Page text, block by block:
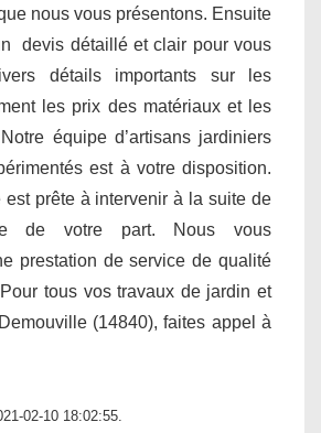
nous vous présentons. Ensuite
devis détaillé et clair pour vous
détails importants sur les
les prix des matériaux et les
équipe d’artisans jardiniers
est à votre disposition.
est prête à intervenir à la suite de
de votre part. Nous vous
prestation de service de qualité
tous vos travaux de jardin et
(14840), faites appel à
02-10 18:02:55.